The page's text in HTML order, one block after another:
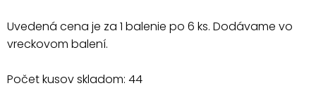
Uvedená cena je za 1 balenie po 6 ks. Dodávame vo
vreckovom balení.
Počet kusov skladom: 44